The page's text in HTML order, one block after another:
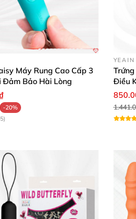
Trứng Rung Pretty
nhận khoái cảm lan tỏa toàn
sự gắn kết. Dù ở nhà hay
Orthus Youth tuyệt vời quá!
tuần mà không hề nhàm
Máy Rung Cao Cấp 3
Đảm Bảo Hài Lòng
-20%
YEAIN
Điều